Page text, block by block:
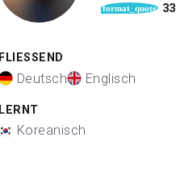
format_quote 33
FLIESSEND
Deutsch Englisch
LERNT
Koreanisch